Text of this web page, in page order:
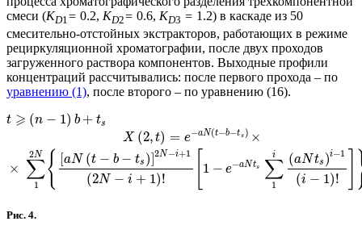
смеси (KD1= 0.2, KD2= 0.6, KD3 = 1.2) в каскаде из 50
смесительно-отстойных экстракторов, работающих в режиме
рециркуляционной хроматографии, после двух проходов
загруженного раствора компонентов. Выходные профили
концентраций рассчитывались: после первого прохода – по
уравнению (1), после второго – по уравнению (16).
t ⩾ (n − 1) b + ts
X (2, t) = e−aN(t−b−ts) ×
× ∑
1
2N { [aN (t − b − ts )]2N−i+1
(2N − i + 1)!
1 − e−aNts ∑
1
i (aNts )i−1
(i − 1)!
Рис. 4.